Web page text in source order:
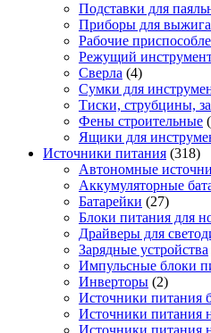
Подставки для
Приборы для
Рабочие
Режущий
Сверла (4)
Сумки для
Тиски, струбцины,
Фены строительные
Ящики для
Источники питания (318)
Автономные
Аккумуляторные
Батарейки (27)
Блоки питания для
Драйверы для
Зарядные устройства
Импульсные блоки
Инверторы (2)
Источники питания
Источники питания
Источники питания